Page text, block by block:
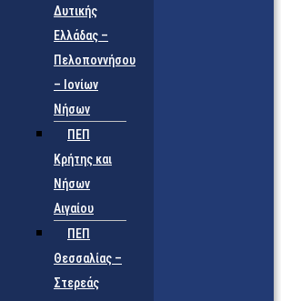
Δυτικής
Ελλάδας –
Πελοποννήσου
– Ιονίων
Νήσων
ΠΕΠ
Κρήτης και
Νήσων
Αιγαίου
ΠΕΠ
Θεσσαλίας –
Στερεάς